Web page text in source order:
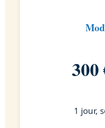
1 jour,